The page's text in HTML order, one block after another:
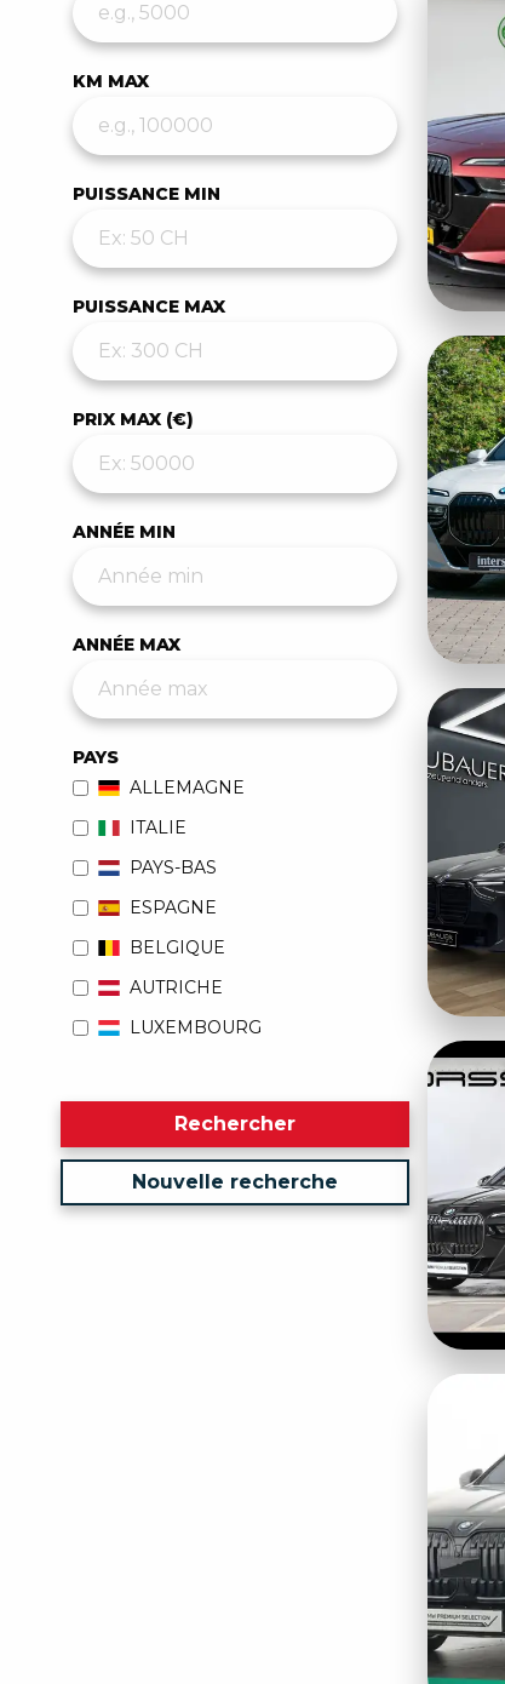
KM MAX
PUISSANCE MIN
PUISSANCE MAX
PRIX MAX (€)
ANNÉE MIN
ANNÉE MAX
PAYS
ALLEMAGNE
ITALIE
PAYS-BAS
ESPAGNE
BELGIQUE
AUTRICHE
LUXEMBOURG
Rechercher
Nouvelle recherche